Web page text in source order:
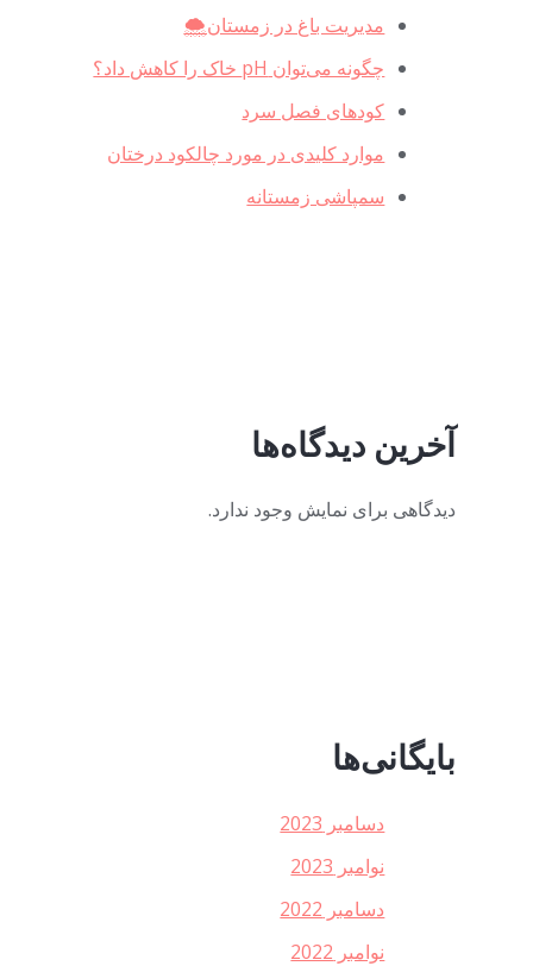
⁩مدیریت باغ در زمستان🌨
چگونه می‌توان pH خاک را کاهش داد؟
کودهای فصل سرد
موارد کلیدی در مورد چالکود درختان
سمپاشی زمستانه
آخرین دیدگاه‌ها
دیدگاهی برای نمایش وجود ندارد.
بایگانی‌ها
دسامبر 2023
نوامبر 2023
دسامبر 2022
نوامبر 2022